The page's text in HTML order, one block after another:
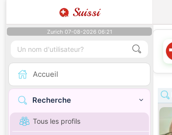
Suissi
Zurich 07-08-2026 06:21
Accueil
Recherche
Tous les profils